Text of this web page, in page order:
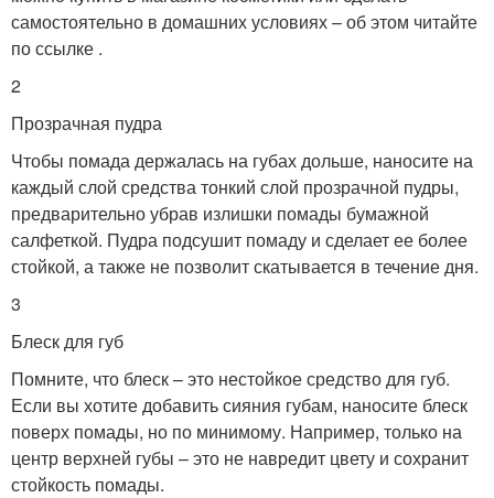
самостоятельно в домашних условиях – об этом читайте
по ссылке .
2
Прозрачная пудра
Чтобы помада держалась на губах дольше, наносите на
каждый слой средства тонкий слой прозрачной пудры,
предварительно убрав излишки помады бумажной
салфеткой. Пудра подсушит помаду и сделает ее более
стойкой, а также не позволит скатывается в течение дня.
3
Блеск для губ
Помните, что блеск – это нестойкое средство для губ.
Если вы хотите добавить сияния губам, наносите блеск
поверх помады, но по минимому. Например, только на
центр верхней губы – это не навредит цвету и сохранит
стойкость помады.